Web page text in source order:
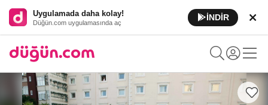
Uygulamada daha kolay!
Düğün.com uygulamasında aç
İNDİR